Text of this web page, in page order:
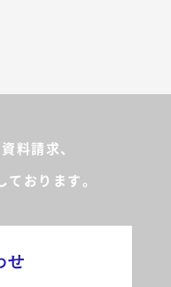
料請求、
ております。
せ